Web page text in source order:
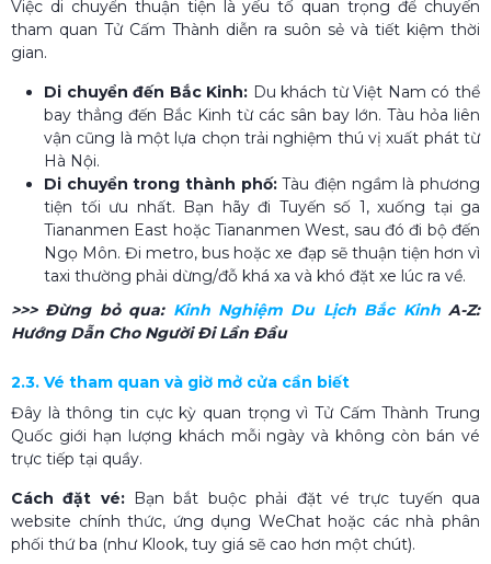
Việc di chuyển thuận tiện là yếu tố quan trọng để chuyến
tham quan Tử Cấm Thành diễn ra suôn sẻ và tiết kiệm thời
gian.
Di chuyển đến Bắc Kinh: Du khách từ Việt Nam có thể
bay thẳng đến Bắc Kinh từ các sân bay lớn. Tàu hỏa liên
vận cũng là một lựa chọn trải nghiệm thú vị xuất phát từ
Hà Nội.
Di chuyển trong thành phố:Tàu điện ngầm là phương
tiện tối ưu nhất. Bạn hãy đi Tuyến số 1, xuống tại ga
Tiananmen East hoặc Tiananmen West, sau đó đi bộ đến
Ngọ Môn. Đi metro, bus hoặc xe đạp sẽ thuận tiện hơn vì
taxi thường phải dừng/đỗ khá xa và khó đặt xe lúc ra về.
>>> Đừng bỏ qua: Kinh Nghiệm Du Lịch Bắc KinhA-Z:
Hướng Dẫn Cho Người Đi Lần Đầu
2.3. Vé tham quan và giờ mở cửa cần biết
Đây là thông tin cực kỳ quan trọng vì Tử Cấm Thành Trung
Quốc giới hạn lượng khách mỗi ngày và không còn bán vé
trực tiếp tại quầy.
Cách đặt vé: Bạn bắt buộc phải đặt vé trực tuyến qua
website chính thức, ứng dụng WeChat hoặc các nhà phân
phối thứ ba (như Klook, tuy giá sẽ cao hơn một chút).